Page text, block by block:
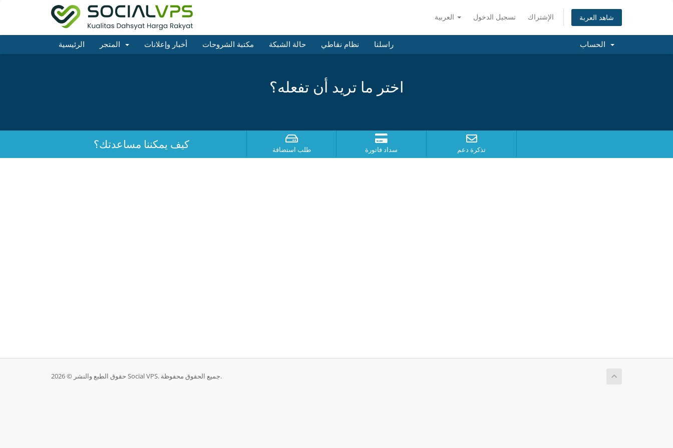
تسجيل الدخول الإشتراك شاهد العربة
الرئيسية أخبار وإعلانات مكتبة الشروحات حالة الشبكة نظام نقاطي راسلنا
اختر ما تريد أن تفعله؟
كيف يمكننا مساعدتك؟ طلب استضافة سداد فاتورة تذكرة دعم
حقوق الطبع والنشر © 2026 Social VPS. جميع الحقوق محفوظة.